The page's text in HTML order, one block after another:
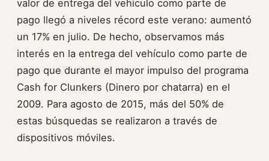
valor de entrega del vehículo como parte de
pago llegó a niveles récord este verano: aumentó
un 17% en julio. De hecho, observamos más
interés en la entrega del vehículo como parte de
pago que durante el mayor impulso del programa
Cash for Clunkers (Dinero por chatarra) en el
2009. Para agosto de 2015, más del 50% de
estas búsquedas se realizaron a través de
dispositivos móviles.